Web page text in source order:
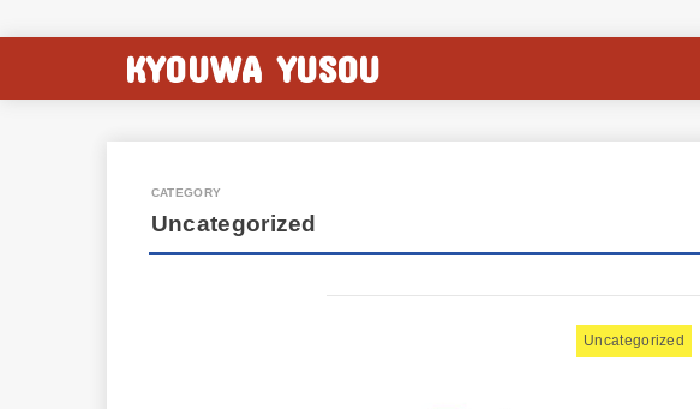
KYOUWA YUSOU
Uncategorized
Uncategorized